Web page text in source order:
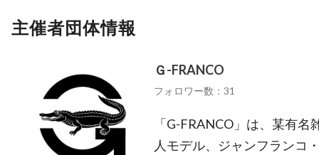
主催者団体情報
Ｇ-FRANCO
フォロワー数：31
「G-FRANCO」は、某有
人モデル、ジャンフランコ